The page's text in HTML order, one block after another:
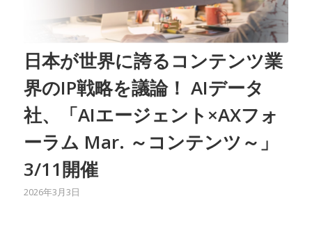
日本が世界に誇るコンテンツ業
界のIP戦略を議論！ AIデータ
社、「AIエージェント×AXフォ
ーラム Mar. ～コンテンツ～」
3/11開催
2026年3月3日